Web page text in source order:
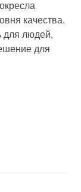
качества.
для людей,
для